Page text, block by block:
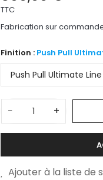
TTC
Fabrication sur
Finition : Push Pull
− +
Ajouter à la liste de